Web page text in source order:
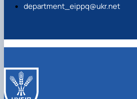
department_eippq@ukr.net